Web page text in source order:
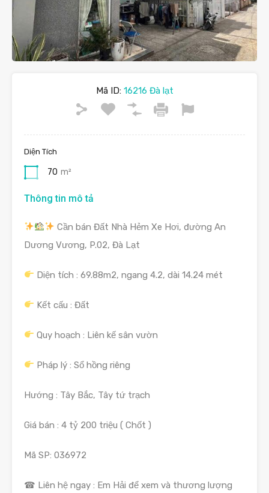
Mã ID:16216 Đà lạt
Diện Tích
70 m²
Thông tin mô tả
Cần bán Đất Nhà Hẻm Xe Hơi, đường An
Dương Vương, P.02, Đà Lạt
Diện tích : 69.88m2, ngang 4.2, dài 14.24 mét
Kết cấu : Đất
Quy hoạch : Liên kế sân vườn
Pháp lý : Sổ hồng riêng
Hướng : Tây Bắc, Tây tứ trạch
Giá bán : 4 tỷ 200 triệu ( Chốt )
Mã SP: 036972
☎ Liên hệ ngay : Em Hải để xem và thương lượng